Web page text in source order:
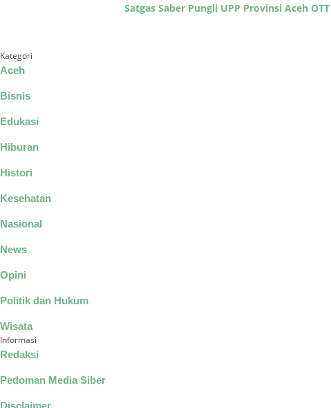
Satgas Saber Pungli UPP Provinsi Aceh
Kategori
Aceh
Bisnis
Edukasi
Hiburan
Histori
Kesehatan
Nasional
News
Opini
Politik dan Hukum
Wisata
Informasi
Redaksi
Pedoman Media Siber
Disclaimer